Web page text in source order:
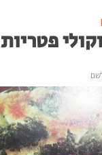
פטריות